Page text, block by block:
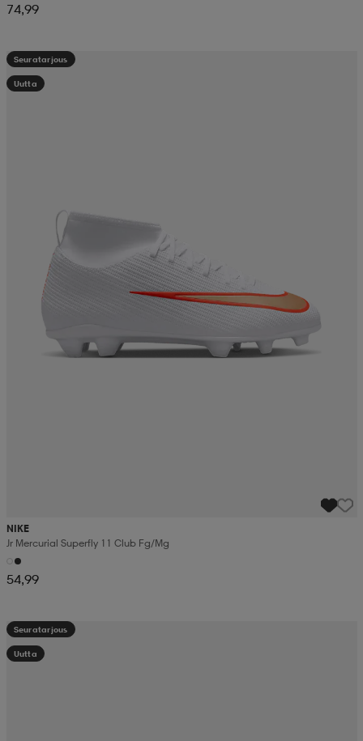
74,99
Seuratarjous
Uutta
NIKE
Jr Mercurial Superfly 11 Club Fg/mg
54,99
Seuratarjous
Uutta